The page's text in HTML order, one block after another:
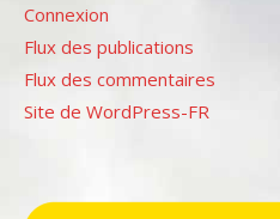
Connexion
Flux des publications
Flux des commentaires
Site de WordPress-FR